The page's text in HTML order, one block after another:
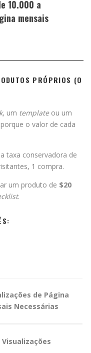
10.000 a
mensais
PRÓPRIOS (O
, um templateou um
o valor de cada
taxa conservadora de
1 compra.
um produto de $20
.
de Página
Necessárias
Visualizações